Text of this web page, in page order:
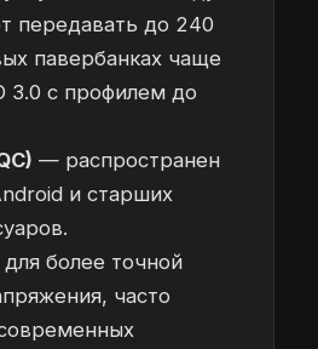
передавать до 240
павербанках чаще
3.0 с профилем до
— распространен
и старших
более точной
часто